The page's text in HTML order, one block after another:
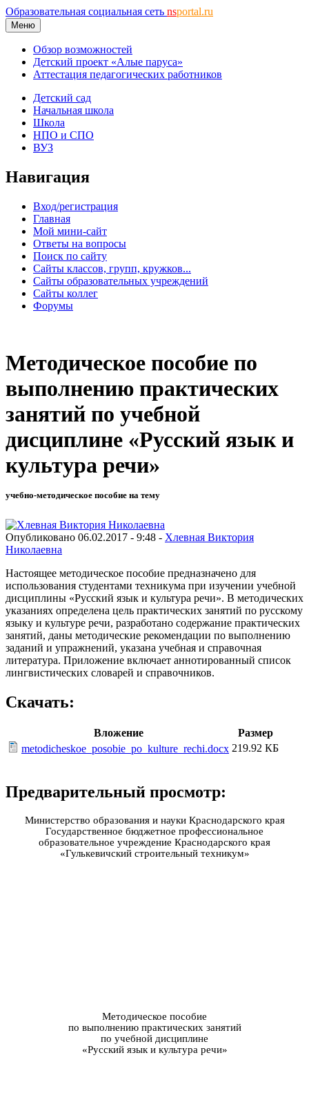
Образовательная социальная сеть nsportal.ru
Меню
Обзор возможностей
Детский проект «Алые паруса»
Аттестация педагогических работников
Детский сад
Начальная школа
Школа
НПО и СПО
ВУЗ
Навигация
Вход/регистрация
Главная
Мой мини-сайт
Ответы на вопросы
Поиск по сайту
Сайты классов, групп, кружков...
Сайты образовательных учреждений
Сайты коллег
Форумы
Методическое пособие по
выполнению практических
занятий по учебной
дисциплине «Русский язык и
культура речи»
учебно-методическое пособие на тему
Опубликовано 06.02.2017 - 9:48 - Хлевная Виктория
Николаевна
Настоящее методическое пособие предназначено для
использования студентами техникума при изучении учебной
дисциплины «Русский язык и культура речи». В методических
указаниях определена цель практических занятий по русскому
языку и культуре речи, разработано содержание практических
занятий, даны методические рекомендации по выполнению
заданий и упражнений, указана учебная и справочная
литература. Приложение включает аннотированный список
лингвистических словарей и справочников.
Скачать:
Вложение
Размер
metodicheskoe_posobie_po_kulture_rechi.docx 219.92 КБ
Предварительный просмотр:
Министерство образования и науки Краснодарского края
Государственное бюджетное профессиональное
образовательное учреждение Краснодарского края
«Гулькевичский строительный техникум»
Методическое пособие
по выполнению практических занятий
по учебной дисциплине
«Русский язык и культура речи»